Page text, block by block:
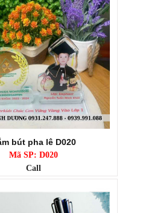
bút pha lê D020
Mã SP: D020
Call